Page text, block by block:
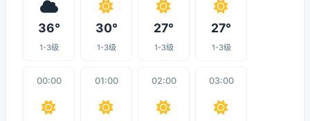
36°
1-3级
30°
1-3级
27°
1-3级
27°
1-3级
00:00 01:00 02:00 03:00